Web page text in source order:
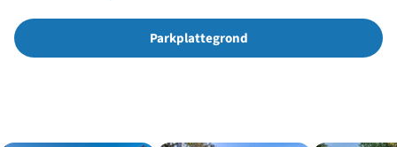
Parkplattegrond